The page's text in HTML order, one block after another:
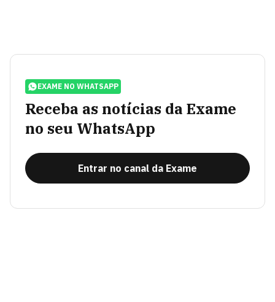
EXAME NO WHATSAPP
Receba as notícias da Exame
no seu WhatsApp
Entrar no canal da Exame